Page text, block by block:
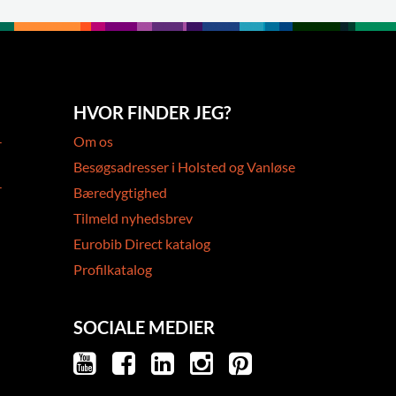
HVOR FINDER JEG?
Om os
Besøgsadresser i Holsted og Vanløse
Bæredygtighed
Tilmeld nyhedsbrev
Eurobib Direct katalog
Profilkatalog
SOCIALE MEDIER